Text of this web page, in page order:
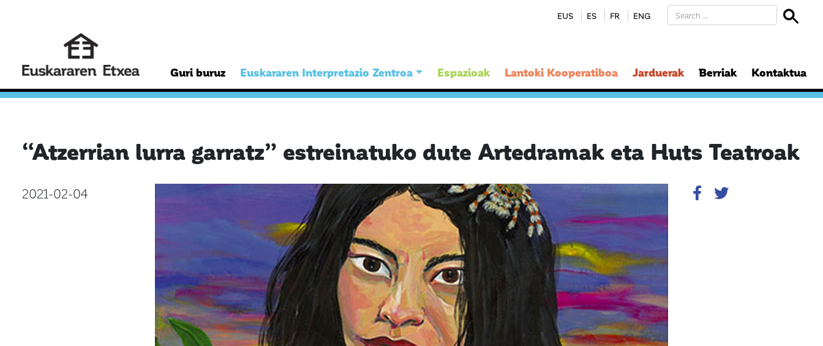
EUS ES FR ENG
Guri buruz Euskararen Interpretazio Zentroa Espazioak Lantoki Kooperatiboa Jarduerak Berriak Kontaktua
“Atzerrian lurra garratz” estreinatuko dute Artedramak eta Huts Teatroak
2021-02-04